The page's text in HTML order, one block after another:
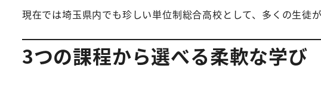
現在では埼玉県内でも珍しい単位制総合高校として、多くの生徒が
3つの課程から選べる柔軟な学び